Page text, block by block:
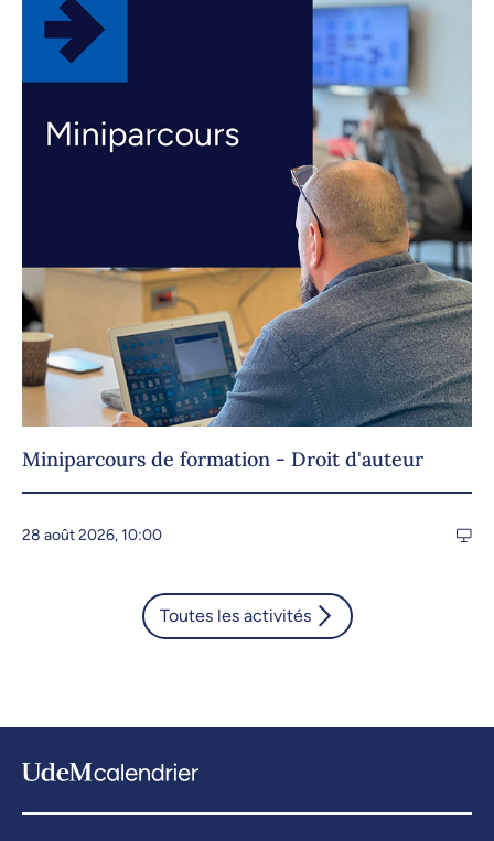
Miniparcours de formation - Droit d'auteur
28 août 2026, 10:00
Toutes les activités